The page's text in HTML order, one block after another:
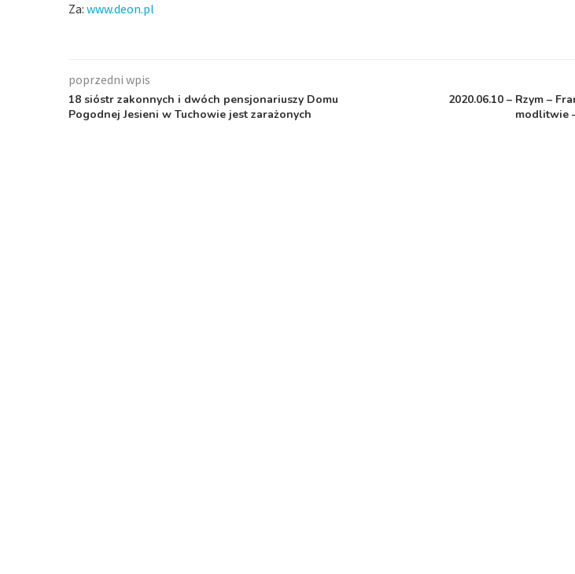
Za: www.deon.pl
poprzedni wpis
18 sióstr zakonnych i dwóch pensjonariuszy Domu
Pogodnej Jesieni w Tuchowie jest zarażonych
2020.06.10 – Rzym –
modlitwie